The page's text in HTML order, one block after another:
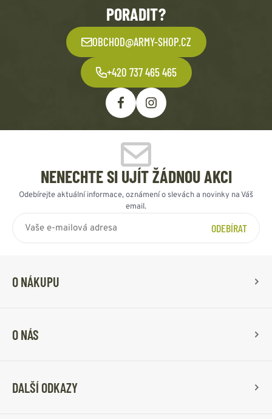
PORADIT?
OBCHOD@ARMY-SHOP.CZ
+420 737 465 465
NENECHTE SI UJÍT ŽÁDNOU AKCI
Odebírejte aktuální informace, oznámení o slevách a novinky na Váš
email.
ODEBÍRAT
O NÁKUPU
O NÁS
DALŠÍ ODKAZY